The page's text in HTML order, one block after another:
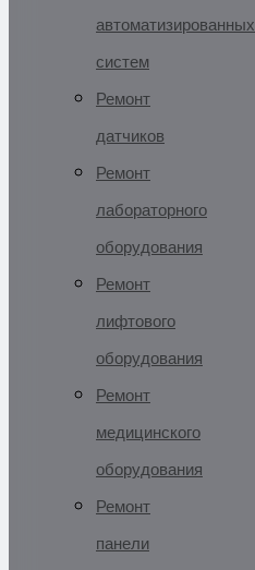
автоматизированных
систем
Ремонт
датчиков
Ремонт
лабораторного
оборудования
Ремонт
лифтового
оборудования
Ремонт
медицинского
оборудования
Ремонт
панели